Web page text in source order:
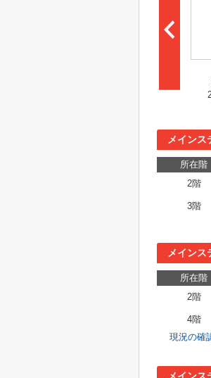
メイン
所在階
2階
3階
メイン
所在階
2階
4階
現況の確